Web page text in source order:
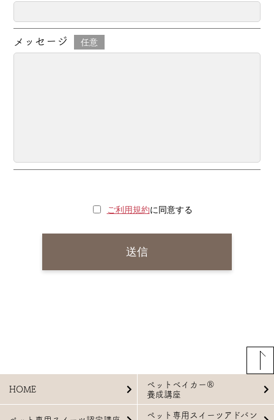
メッセージ 任意
ご利用規約に同意する
HOME
ペットベイカー®
養成講座
ペット専用スイーツアドバン